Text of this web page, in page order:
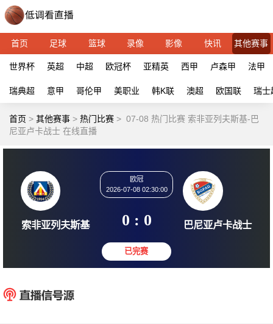
首页 足球 篮球 录像 影像 快讯 其他赛事
世界杯 英超 中超 欧冠杯 亚精英 西甲 卢森甲 法甲
瑞典超 意甲 哥伦甲 美职业 韩K联 澳超 欧国联 瑞士
首页 > 其他赛事 > 热门比赛 > 07-08 热门比赛 索非亚列夫斯基-巴
尼亚卢卡战士 在线直播
2026-07-08 02:30:00
0 : 0